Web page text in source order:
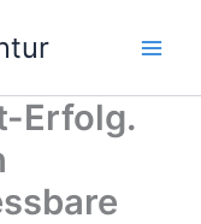
Erfolg.